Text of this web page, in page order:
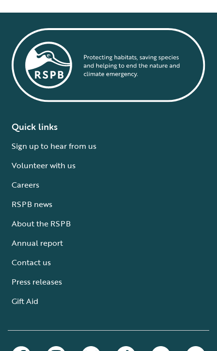
Quick links
Sign up to hear from us
Volunteer with us
Careers
RSPB news
About the RSPB
Annual report
Contact us
Press releases
Gift Aid